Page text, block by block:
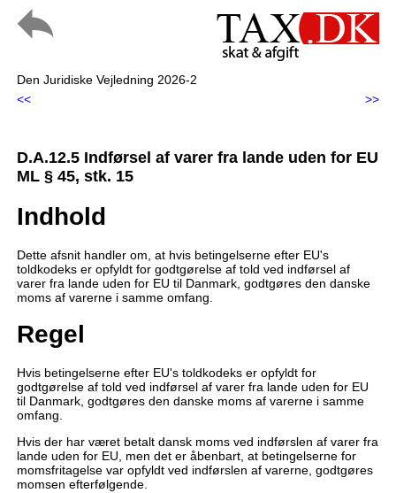
Den Juridiske Vejledning 2026-2
<<
>>
D.A.12.5 Indførsel af varer fra lande uden for EU
ML § 45, stk. 15
Indhold
Dette afsnit handler om, at hvis betingelserne efter EU's
toldkodeks er opfyldt for godtgørelse af told ved indførsel af
varer fra lande uden for EU til Danmark, godtgøres den danske
moms af varerne i samme omfang.
Regel
Hvis betingelserne efter EU's toldkodeks er opfyldt for
godtgørelse af told ved indførsel af varer fra lande uden for EU
til Danmark, godtgøres den danske moms af varerne i samme
omfang.
Hvis der har været betalt dansk moms ved indførslen af varer fra
lande uden for EU, men det er åbenbart, at betingelserne for
momsfritagelse var opfyldt ved indførslen af varerne, godtgøres
momsen efterfølgende.